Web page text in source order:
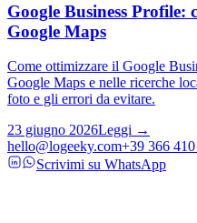
Google Business Profile:
Google Maps
Come ottimizzare il Google
Google Maps e nelle ricerche
foto e gli errori da evitare.
23 giugno 2026Leggi →
hello@logeeky.com+39 366
Scrivimi su WhatsApp